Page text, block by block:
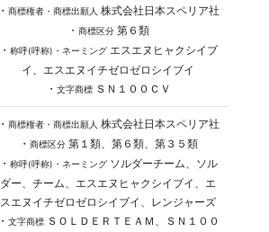
・ 商標権者・商標出願人 株式会社日本スペリア社
・ 商標区分第６類
・ 称呼(呼称)・ネーミングエスエヌヒャクシイブ
イ、エスエヌイチゼロゼロシイブイ
・ 文字商標ＳＮ１００ＣＶ
・ 商標権者・商標出願人 株式会社日本スペリア社
・ 商標区分第１類、第６類、第３５類
・ 称呼(呼称)・ネーミングソルダーチーム、ソル
ダー、チーム、エスエヌヒャクシイブイ、エ
スエヌイチゼロゼロシイブイ、レンジャーズ
・ 文字商標ＳＯＬＤＥＲＴＥＡＭ、ＳＮ１００